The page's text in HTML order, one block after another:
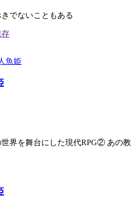
でないこともある
界を舞台にした現代RPG② あの教